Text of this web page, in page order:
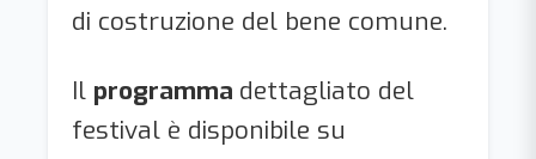
di costruzione del bene comune.
Il programma dettagliato del
festival è disponibile su